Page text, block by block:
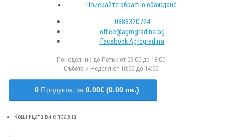
Поискайте обратно обаждане
0888320724
office@agrogradina.bg
Facebook Agrogradina
Понеделник до Петък от 09:00 до 18:00
Събота и Неделя от 10:00 до 14:00
0 Продукта, за 0.00€ (0.00 лв.)
Кошницата ви е празна!